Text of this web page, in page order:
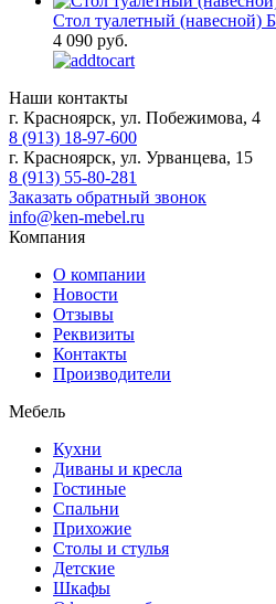
Стол туалетный (навесной)
4 090 руб.
Наши контакты
г. Красноярск, ул. Побежимова, 4
8 (913) 18-97-600
г. Красноярск, ул. Урванцева, 15
8 (913) 55-80-281
Заказать обратный звонок
info@ken-mebel.ru
Компания
О компании
Новости
Отзывы
Реквизиты
Контакты
Производители
Мебель
Кухни
Диваны и кресла
Гостиные
Спальни
Прихожие
Столы и стулья
Детские
Шкафы